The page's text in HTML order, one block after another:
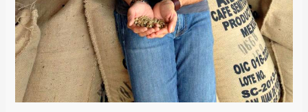
You
Meet
/
Café
Jíbaro